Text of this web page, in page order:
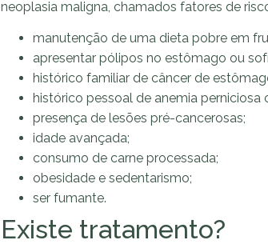
neoplasia maligna, chamados fatores de
manutenção de uma dieta pobre em
apresentar pólipos no estômago ou
histórico familiar de câncer de
histórico pessoal de anemia perniciosa
presença de lesões pré-cancerosas;
idade avançada;
consumo de carne processada;
obesidade e sedentarismo;
ser fumante.
Existe tratamento?